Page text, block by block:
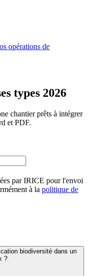
opérations de
types 2026
chantier prêts à intégrer
et PDF.
par IRICE pour l'envoi
à la politique de
biodiversité dans un
?